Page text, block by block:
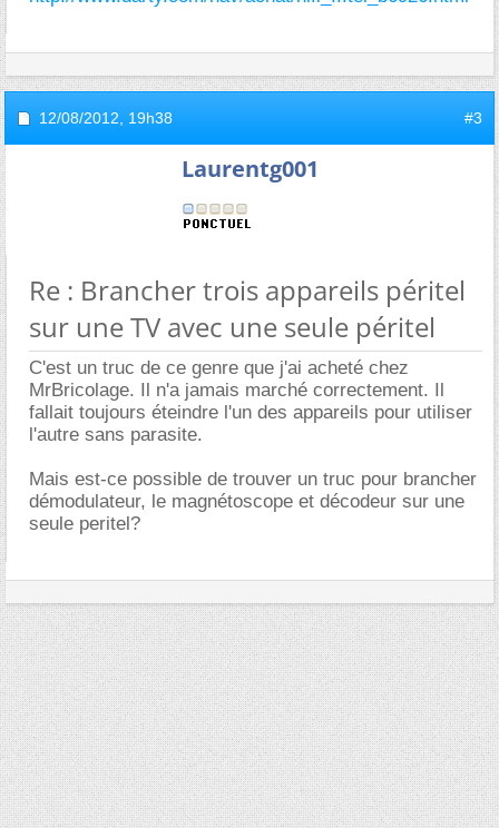
12/08/2012, 19h38 #3
Laurentg001
Re : Brancher trois appareils péritel
sur une TV avec une seule péritel
C'est un truc de ce genre que j'ai acheté chez
MrBricolage. Il n'a jamais marché correctement. Il
fallait toujours éteindre l'un des appareils pour utiliser
l'autre sans parasite.
Mais est-ce possible de trouver un truc pour brancher
démodulateur, le magnétoscope et décodeur sur une
seule peritel?